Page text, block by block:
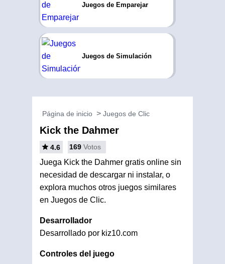
Juegos de Emparejar
Juegos de Simulación
Página de inicio Juegos de Clic
Kick the Dahmer
4.6 169 Votos
Juega Kick the Dahmer gratis online sin
necesidad de descargar ni instalar, o
explora muchos otros juegos similares
en Juegos de Clic.
Desarrollador
Desarrollado por kiz10.com
Controles del juego